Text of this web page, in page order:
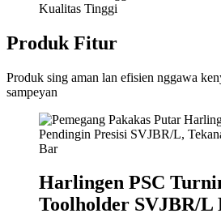
Kualitas Tinggi
Produk Fitur
Produk sing aman lan efisien nggawa
sampeyan
Harlingen PSC
Toolholder SVJBR/L